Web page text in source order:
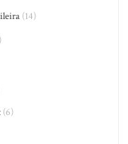
(14)
(6)